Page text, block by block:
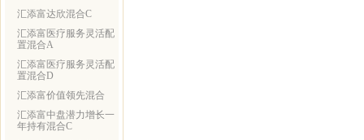
汇添富达欣混合C
汇添富医疗服务灵活配
置混合A
汇添富医疗服务灵活配
置混合D
汇添富价值领先混合
汇添富中盘潜力增长一
年持有混合C